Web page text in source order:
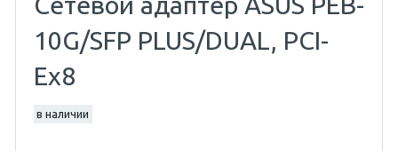
10G/SFP PLUS/DUAL, PCI-
Ex8
в наличии